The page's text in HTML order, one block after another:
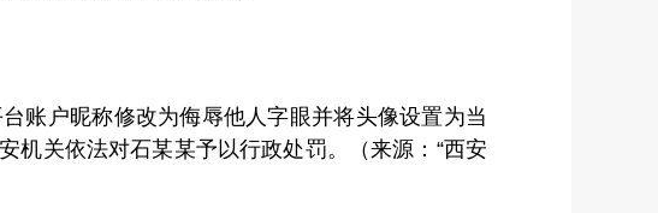
账户昵称修改为侮辱他人字眼并将头像设置为当
机关依法对石某某予以行政处罚。（来源：“西安